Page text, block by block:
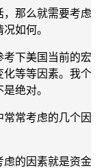
那么就需要考虑
如何。
下美国当前的宏
化等等因素。我个
绝对。
常常考虑的几个因
虑的因素就是资金